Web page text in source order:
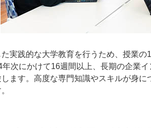
実践的な大学教育を行うため、授業
年次にかけて16週間以上、長期の企業
ます。高度な専門知識やスキルが身